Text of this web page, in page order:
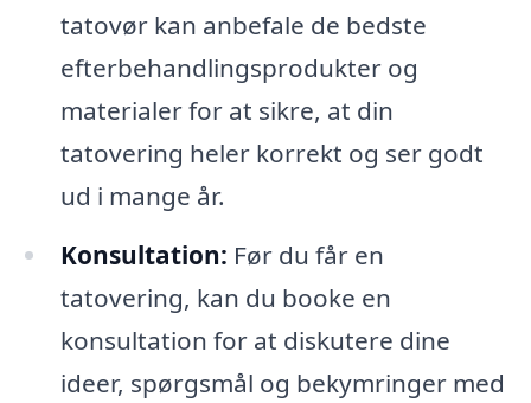
tatovør kan anbefale de bedste
efterbehandlingsprodukter og
materialer for at sikre, at din
tatovering heler korrekt og ser godt
ud i mange år.
Konsultation: Før du får en
tatovering, kan du booke en
konsultation for at diskutere dine
ideer, spørgsmål og bekymringer med